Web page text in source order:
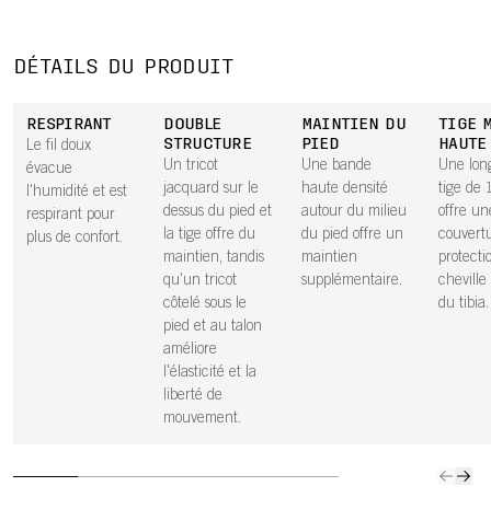
DÉTAILS DU PRODUIT
RESPIRANT
Le fil doux
évacue
l'humidité et est
respirant pour
plus de confort.
DOUBLE
STRUCTURE
Un tricot
jacquard sur le
dessus du pied et
la tige offre du
maintien, tandis
qu'un tricot
côtelé sous le
pied et au talon
améliore
l'élasticité et la
liberté de
mouvement.
MAINTIEN DU
PIED
Une bande
haute densité
autour du milieu
du pied offre un
maintien
supplémentaire.
TIGE
HAUTE
Une
tige de
offre
cheville
du tibia.